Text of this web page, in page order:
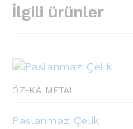
İlgili ürünler
ÖZ-KA METAL
Paslanmaz Çelik